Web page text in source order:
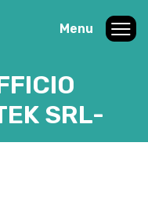
Menu
SRL-